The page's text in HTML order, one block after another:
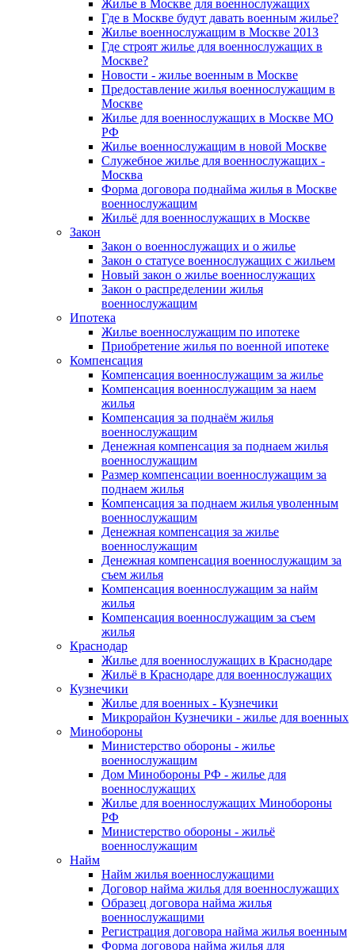
Жилье в Москве для военнослужащих
Где в Москве будут давать военным жилье?
Жилье военнослужащим в Москве 2013
Где строят жилье для военнослужащих в
Москве?
Новости - жилье военным в Москве
Предоставление жилья военнослужащим в
Москве
Жилье для военнослужащих в Москве МО
РФ
Жилье военнослужащим в новой Москве
Служебное жилье для военнослужащих -
Москва
Форма договора поднайма жилья в Москве
военнослужащим
Жильё для военнослужащих в Москве
Закон
Закон о военнослужащих и о жилье
Закон о статусе военнослужащих с жильем
Новый закон о жилье военнослужащих
Закон о распределении жилья
военнослужащим
Ипотека
Жилье военнослужащим по ипотеке
Приобретение жилья по военной ипотеке
Компенсация
Компенсация военнослужащим за жилье
Компенсация военнослужащим за наем
жилья
Компенсация за поднаём жилья
военнослужащим
Денежная компенсация за поднаем жилья
военнослужащим
Размер компенсации военнослужащим за
поднаем жилья
Компенсация за поднаем жилья уволенным
военнослужащим
Денежная компенсация за жилье
военнослужащим
Денежная компенсация военнослужащим за
съем жилья
Компенсация военнослужащим за найм
жилья
Компенсация военнослужащим за съем
жилья
Краснодар
Жилье для военнослужащих в Краснодаре
Жильё в Краснодаре для военнослужащих
Кузнечики
Жилье для военных - Кузнечики
Микрорайон Кузнечики - жилье для военных
Минобороны
Министерство обороны - жилье
военнослужащим
Дом Минобороны РФ - жилье для
военнослужащих
Жилье для военнослужащих Минобороны
РФ
Министерство обороны - жильё
военнослужащим
Найм
Найм жилья военнослужащими
Договор найма жилья для военнослужащих
Образец договора найма жилья
военнослужащими
Регистрация договора найма жилья военным
Форма договора найма жилья для